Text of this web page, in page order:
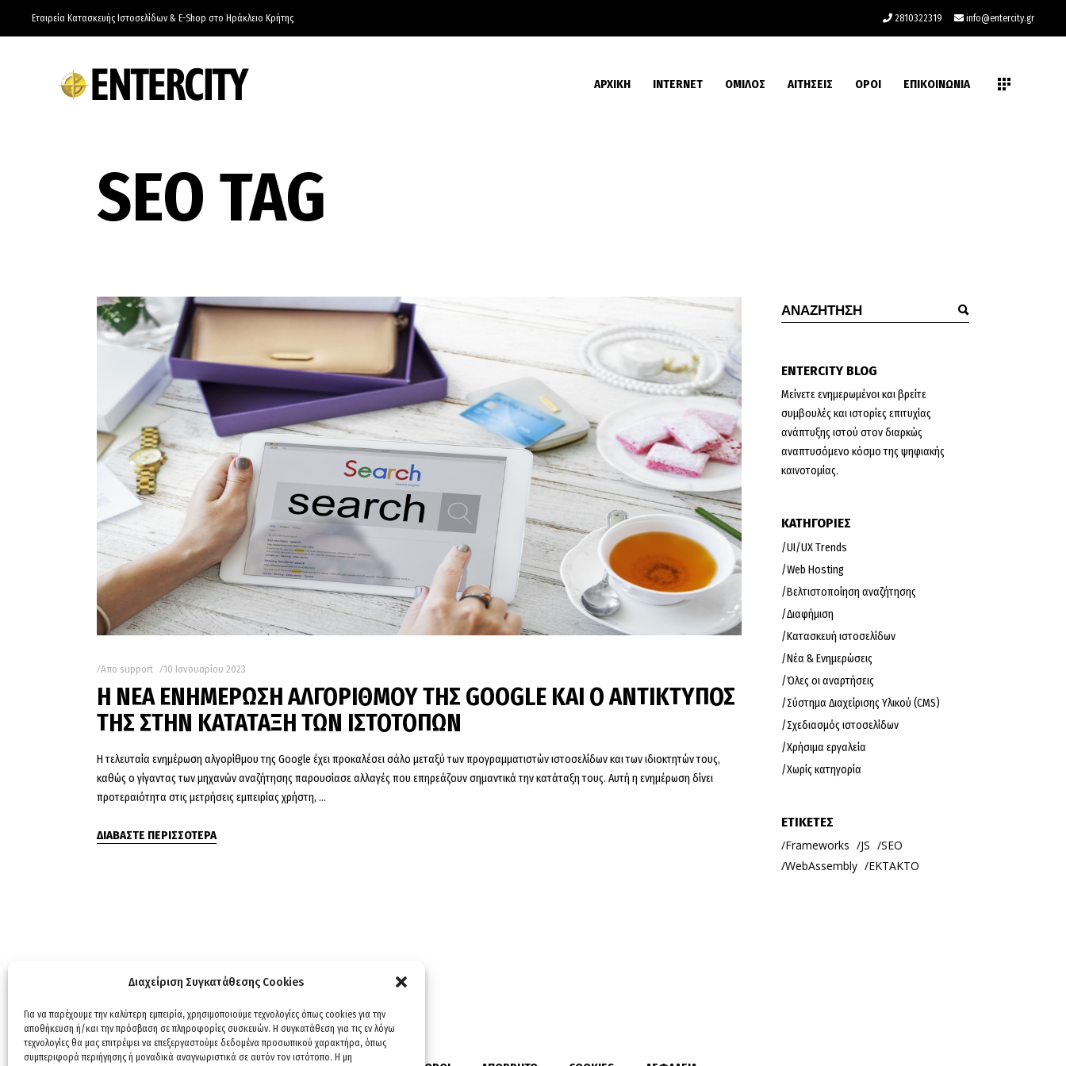
Διαχείριση Συγκατάθεσης Cookies
Για να παρέχουμε την καλύτερη εμπειρία, χρησιμοποιούμε τεχνολογίες όπως cookies για την
αποθήκευση ή/και την πρόσβαση σε πληροφορίες συσκευών. Η συγκατάθεση για τις εν λόγω
τεχνολογίες θα μας επιτρέψει να επεξεργαστούμε δεδομένα προσωπικού χαρακτήρα, όπως
συμπεριφορά περιήγησης ή μοναδικά αναγνωριστικά σε αυτόν τον ιστότοπο. Η μη
Εταιρεία Κατασκευής Ιστοσελίδων & E-Shop στο Ηράκλειο Κρήτης 2810322319 info@entercity.gr
ΑΡΧΙΚΗ INTERNET ΟΜΙΛΟΣ ΑΙΤΗΣΕΙΣ ΟΡΟΙ ΕΠΙΚΟΙΝΩΝΙΑ
SEO TAG
Απο support 10 Ιανουαρίου 2023
Η ΝΕΑ ΕΝΗΜΕΡΩΣΗ ΑΛΓΟΡΙΘΜΟΥ ΤΗΣ GOOGLE ΚΑΙ Ο ΑΝΤΙΚΤΥΠΟΣ
ΤΗΣ ΣΤΗΝ ΚΑΤΑΤΑΞΗ ΤΩΝ ΙΣΤΟΤΟΠΩΝ
Η τελευταία ενημέρωση αλγορίθμου της Google έχει προκαλέσει σάλο μεταξύ των προγραμματιστών ιστοσελίδων και των ιδιοκτητών τους,
καθώς ο γίγαντας των μηχανών αναζήτησης παρουσίασε αλλαγές που επηρεάζουν σημαντικά την κατάταξη τους. Αυτή η ενημέρωση δίνει
προτεραιότητα στις μετρήσεις εμπειρίας χρήστη,
ΔΙΑΒΑΣΤΕ ΠΕΡΙΣΣΟΤΕΡΑ
Αναζήτηση
για:
ENTERCITY BLOG
Μείνετε ενημερωμένοι και βρείτε
συμβουλές και ιστορίες επιτυχίας
ανάπτυξης ιστού στον διαρκώς
αναπτυσόμενο κόσμο της ψηφιακής
καινοτομίας.
KΑΤΗΓΟΡΙΕΣ
UI/UX Trends
Web Hosting
Βελτιστοποίηση αναζήτησης
Διαφήμιση
Κατασκευή ιστοσελίδων
Νέα & Ενημερώσεις
Όλες οι αναρτήσεις
Σύστημα Διαχείρισης Υλικού (CMS)
Σχεδιασμός ιστοσελίδων
Χρήσιμα εργαλεία
Χωρίς κατηγορία
ΕΤΙΚΕΤΕΣ
Frameworks JS
SEO
WebAssembly
ΕΚΤΑΚΤΟ